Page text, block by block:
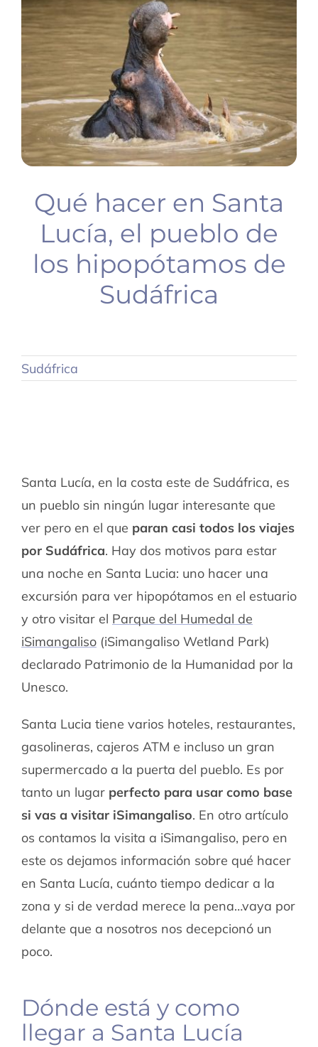
BUCEO
PLANIFICA TU VIAJE
Qué hacer en Santa
Lucía, el pueblo de
los hipopótamos de
Sudáfrica
Sudáfrica
Santa Lucía, en la costa este de Sudáfrica, es
un pueblo sin ningún lugar interesante que
ver pero en el que paran casi todos los viajes
por Sudáfrica. Hay dos motivos para estar
una noche en Santa Lucia: uno hacer una
excursión para ver hipopótamos en el estuario
y otro visitar el Parque del Humedal de
iSimangaliso(iSimangaliso Wetland Park)
declarado Patrimonio de la Humanidad por la
Unesco.
Santa Lucia tiene varios hoteles, restaurantes,
gasolineras, cajeros ATM e incluso un gran
supermercado a la puerta del pueblo. Es por
tanto un lugar perfecto para usar como base
si vas a visitar iSimangaliso. En otro artículo
os contamos la visita a iSimangaliso, pero en
este os dejamos información sobre qué hacer
en Santa Lucía, cuánto tiempo dedicar a la
zona y si de verdad merece la pena…vaya por
delante que a nosotros nos decepcionó un
poco.
Dónde está y como
llegar a Santa Lucía